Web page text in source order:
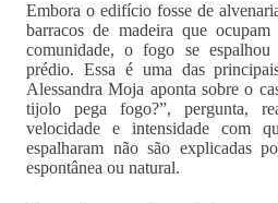
Embora o edifício fosse de
barracos de madeira que
comunidade, o fogo se espalhou
prédio. Essa é uma das
Alessandra Moja aponta sobre o
tijolo pega fogo?”, pergunta,
velocidade e intensidade com
espalharam não são explicadas
espontânea ou natural.